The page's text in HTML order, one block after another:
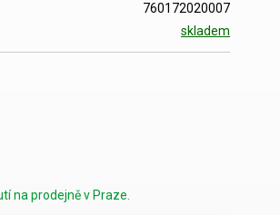
760172020007
skladem
na prodejně v Praze.